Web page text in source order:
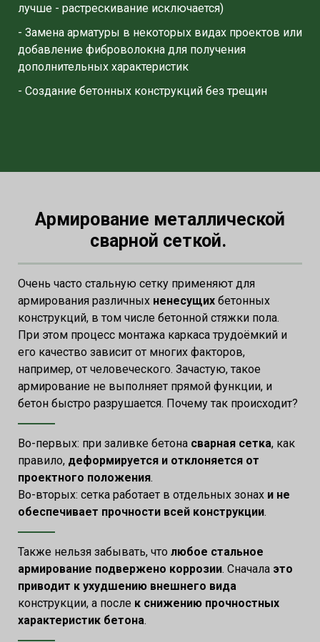
лучше - растрескивание исключается)
- Замена арматуры в некоторых видах проектов или
добавление фиброволокна для получения
дополнительных характеристик
- Создание бетонных конструкций без трещин
Армирование металлической
сварной сеткой.
Очень часто стальную сетку применяют для
армирования различных ненесущих бетонных
конструкций, в том числе бетонной стяжки пола.
При этом процесс монтажа каркаса трудоёмкий и
его качество зависит от многих факторов,
например, от человеческого. Зачастую, такое
армирование не выполняет прямой функции, и
бетон быстро разрушается. Почему так происходит?
Во-первых: при заливке бетона сварная сетка, как
правило, деформируется и отклоняется от
проектного положения.
Во-вторых: сетка работает в отдельных зонах и не
обеспечивает прочности всей конструкции.
Также нельзя забывать, что любое стальное
армирование подвержено коррозии. Сначала это
приводит к ухудшению внешнего вида
конструкции, а после к снижению прочностных
характеристик бетона.